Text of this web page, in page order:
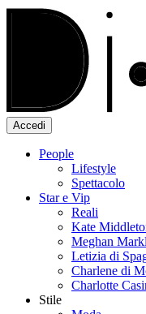
Accedi
People
Lifestyle
Spettacolo
Star e Vip
Reali
Kate
Meghan
Letizia di
Charlene di
Charlotte
Stile